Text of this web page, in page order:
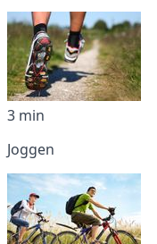
3 min
Joggen